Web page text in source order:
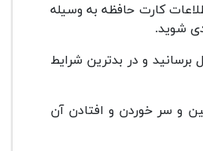
کارت حافظه به وسیله
شوید.
برسانید و در بدترین شرایط
و سر خوردن و افتادن آن